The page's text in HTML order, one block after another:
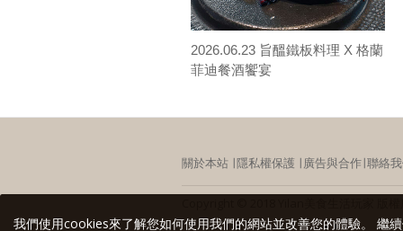
2026.06.23 旨醞鐵板料理 X 格蘭
菲迪餐酒饗宴
關於本站 ∣隱私權保護 ∣廣告與合作∣聯絡
我們使用cookies來了解您如何使用我們的網站並改善您的體驗。 繼